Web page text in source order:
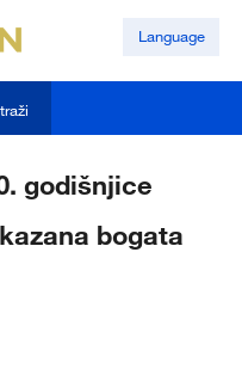
Language
godišnjice
bogata